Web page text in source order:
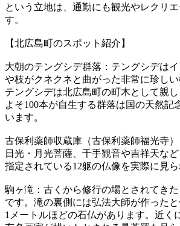
という立地は、通勤にも観光やレクリ
す。
【北広島町のスポット紹介】
大朝のテングシデ群落：テングシデは
や枝がクネクネと曲がった非常に珍しい
テングシデは北広島町の町木として親
よそ100本が自生する群落は国の天然記
います。
古保利薬師収蔵庫（古保利薬師福光寺
日光・月光菩薩、千手観音や吉祥天な
指定されている12躯の仏像を実際に見ら
駒ヶ滝：古くから修行の場とされてき
です。滝の裏側には弘法大師が作った
1メートルほどの石仏があります。近く